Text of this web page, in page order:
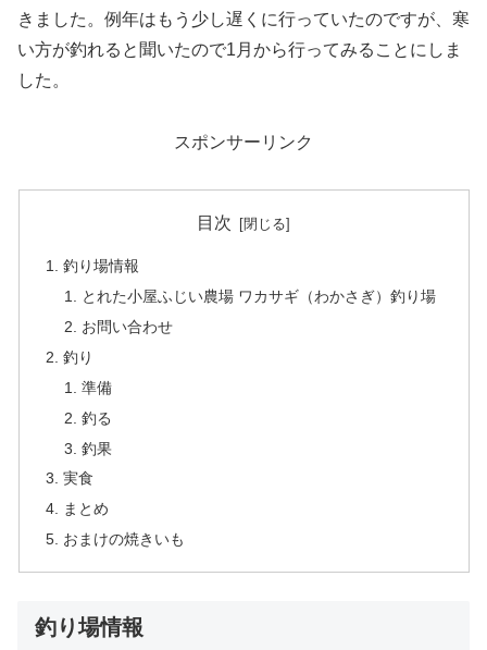
きました。例年はもう少し遅くに行っていたのですが、寒
い方が釣れると聞いたので1月から行ってみることにしま
した。
スポンサーリンク
目次
釣り場情報
とれた小屋ふじい農場 ワカサギ（わかさぎ）釣り場
お問い合わせ
釣り
準備
釣る
釣果
実食
まとめ
おまけの焼きいも
釣り場情報